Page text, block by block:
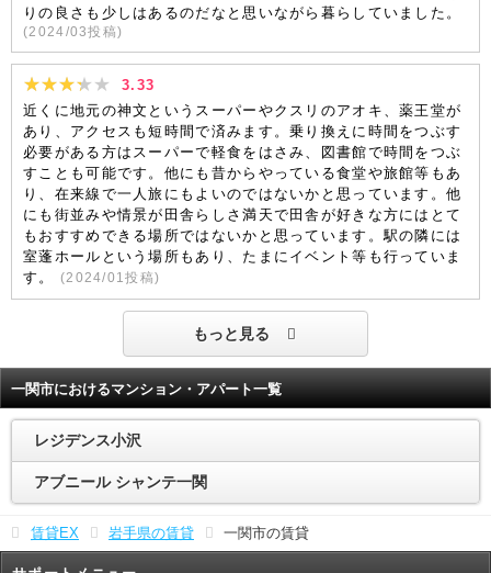
りの良さも少しはあるのだなと思いながら暮らしていました。
(2024/03投稿)
3.33
近くに地元の神文というスーパーやクスリのアオキ、薬王堂が
あり、アクセスも短時間で済みます。乗り換えに時間をつぶす
必要がある方はスーパーで軽食をはさみ、図書館で時間をつぶ
すことも可能です。他にも昔からやっている食堂や旅館等もあ
り、在来線で一人旅にもよいのではないかと思っています。他
にも街並みや情景が田舎らしさ満天で田舎が好きな方にはとて
もおすすめできる場所ではないかと思っています。駅の隣には
室蓬ホールという場所もあり、たまにイベント等も行っていま
す。
(2024/01投稿)
もっと見る
一関市におけるマンション・アパート一覧
レジデンス小沢
アブニール シャンテ一関
賃貸EX 岩手県の賃貸 一関市の賃貸